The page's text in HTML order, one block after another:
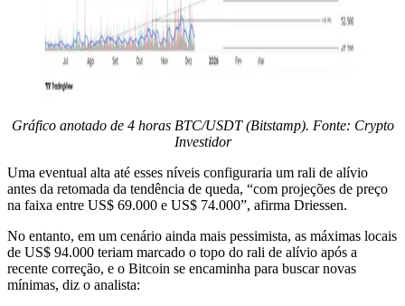
Gráfico anotado de 4 horas BTC/USDT (Bitstamp). Fonte: Crypto
Investidor
Uma eventual alta até esses níveis configuraria um rali de alívio
antes da retomada da tendência de queda, “com projeções de preço
na faixa entre US$ 69.000 e US$ 74.000”, afirma Driessen.
No entanto, em um cenário ainda mais pessimista, as máximas locais
de US$ 94.000 teriam marcado o topo do rali de alívio após a
recente correção, e o Bitcoin se encaminha para buscar novas
mínimas, diz o analista: